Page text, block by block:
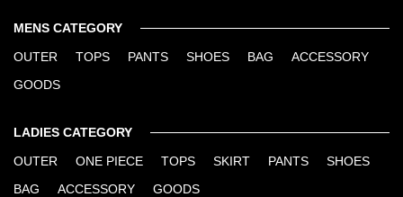
MENS CATEGORY
OUTER TOPS PANTS SHOES BAG ACCESSORY
GOODS
LADIES CATEGORY
OUTER ONE PIECE TOPS SKIRT PANTS SHOES
BAG ACCESSORY GOODS